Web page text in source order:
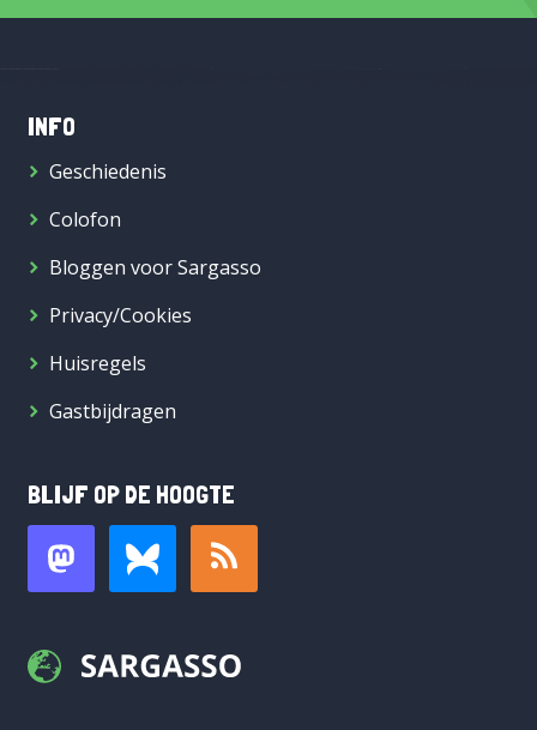
INFO
Geschiedenis
Colofon
Bloggen voor Sargasso
Privacy/Cookies
Huisregels
Gastbijdragen
BLIJF OP DE HOOGTE